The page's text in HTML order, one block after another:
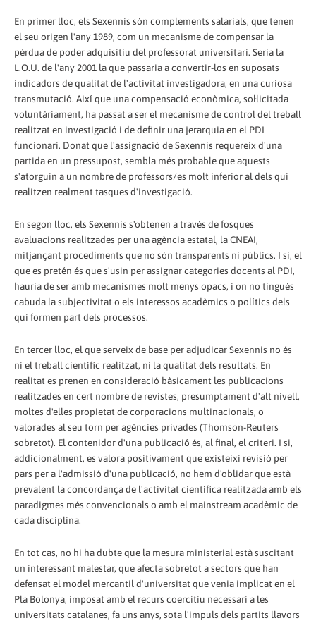
En primer lloc, els Sexennis són complements salarials, que tenen
el seu origen l'any 1989, com un mecanisme de compensar la
pèrdua de poder adquisitiu del professorat universitari. Seria la
L.O.U. de l'any 2001 la que passaria a convertir-los en suposats
indicadors de qualitat de l'activitat investigadora, en una curiosa
transmutació. Així que una compensació econòmica, sol·licitada
voluntàriament, ha passat a ser el mecanisme de control del treball
realitzat en investigació i de definir una jerarquia en el PDI
funcionari. Donat que l'assignació de Sexennis requereix d'una
partida en un pressupost, sembla més probable que aquests
s'atorguin a un nombre de professors/es molt inferior al dels qui
realitzen realment tasques d'investigació.
En segon lloc, els Sexennis s'obtenen a través de fosques
avaluacions realitzades per una agència estatal, la CNEAI,
mitjançant procediments que no són transparents ni públics. I si, el
que es pretén és que s'usin per assignar categories docents al PDI,
hauria de ser amb mecanismes molt menys opacs, i on no tingués
cabuda la subjectivitat o els interessos acadèmics o polítics dels
qui formen part dels processos.
En tercer lloc, el que serveix de base per adjudicar Sexennis no és
ni el treball científic realitzat, ni la qualitat dels resultats. En
realitat es prenen en consideració bàsicament les publicacions
realitzades en cert nombre de revistes, presumptament d'alt nivell,
moltes d'elles propietat de corporacions multinacionals, o
valorades al seu torn per agències privades (Thomson-Reuters
sobretot). El contenidor d'una publicació és, al final, el criteri. I si,
addicionalment, es valora positivament que existeixi revisió per
pars per a l'admissió d'una publicació, no hem d'oblidar que està
prevalent la concordança de l'activitat científica realitzada amb els
paradigmes més convencionals o amb el mainstream acadèmic de
cada disciplina.
En tot cas, no hi ha dubte que la mesura ministerial està suscitant
un interessant malestar, que afecta sobretot a sectors que han
defensat el model mercantil d'universitat que venia implicat en el
Pla Bolonya, imposat amb el recurs coercitiu necessari a les
universitats catalanes, fa uns anys, sota l'impuls dels partits llavors